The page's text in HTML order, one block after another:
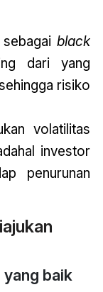
sebagaiblack
dari yang
risiko
volatilitas
investor
penurunan
baik